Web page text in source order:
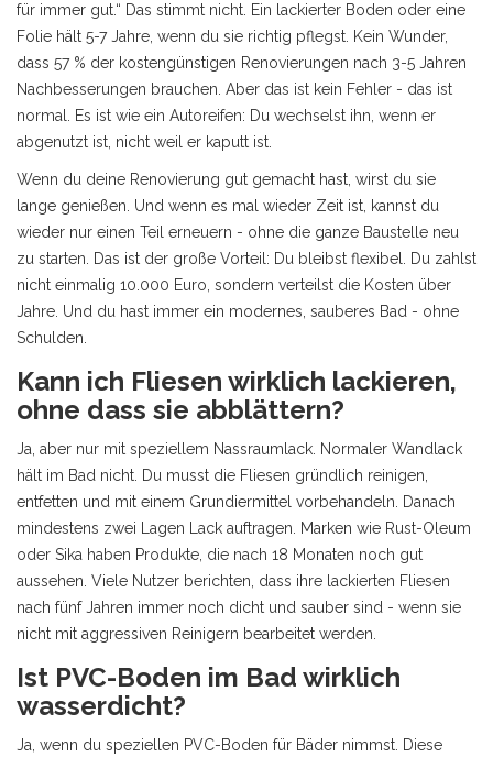
für immer gut.“ Das stimmt nicht. Ein lackierter Boden oder eine
Folie hält 5-7 Jahre, wenn du sie richtig pflegst. Kein Wunder,
dass 57 % der kostengünstigen Renovierungen nach 3-5 Jahren
Nachbesserungen brauchen. Aber das ist kein Fehler - das ist
normal. Es ist wie ein Autoreifen: Du wechselst ihn, wenn er
abgenutzt ist, nicht weil er kaputt ist.
Wenn du deine Renovierung gut gemacht hast, wirst du sie
lange genießen. Und wenn es mal wieder Zeit ist, kannst du
wieder nur einen Teil erneuern - ohne die ganze Baustelle neu
zu starten. Das ist der große Vorteil: Du bleibst flexibel. Du zahlst
nicht einmalig 10.000 Euro, sondern verteilst die Kosten über
Jahre. Und du hast immer ein modernes, sauberes Bad - ohne
Schulden.
Kann ich Fliesen wirklich lackieren,
ohne dass sie abblättern?
Ja, aber nur mit speziellem Nassraumlack. Normaler Wandlack
hält im Bad nicht. Du musst die Fliesen gründlich reinigen,
entfetten und mit einem Grundiermittel vorbehandeln. Danach
mindestens zwei Lagen Lack auftragen. Marken wie Rust-Oleum
oder Sika haben Produkte, die nach 18 Monaten noch gut
aussehen. Viele Nutzer berichten, dass ihre lackierten Fliesen
nach fünf Jahren immer noch dicht und sauber sind - wenn sie
nicht mit aggressiven Reinigern bearbeitet werden.
Ist PVC-Boden im Bad wirklich
wasserdicht?
Ja, wenn du speziellen PVC-Boden für Bäder nimmst. Diese